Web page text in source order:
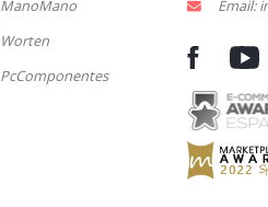
ManoMano
Worten
PcComponentes
Email: